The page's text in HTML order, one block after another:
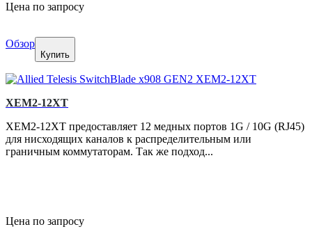
Цена по запросу
Обзор
Купить
XEM2-12XT
XEM2-12XT предоставляет 12 медных портов 1G / 10G (RJ45)
для нисходящих каналов к распределительным или
граничным коммутаторам. Так же подход...
Цена по запросу